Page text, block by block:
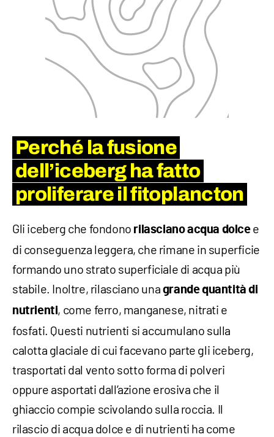
Perché la fusione
dell’iceberg ha fatto
proliferare il fitoplancton
Gli iceberg che fondono rilasciano acqua dolce e
di conseguenza leggera, che rimane in superficie
formando uno strato superficiale di acqua più
stabile. Inoltre, rilasciano una grande quantità di
nutrienti, come ferro, manganese, nitrati e
fosfati. Questi nutrienti si accumulano sulla
calotta glaciale di cui facevano parte gli iceberg,
trasportati dal vento sotto forma di polveri
oppure asportati dall’azione erosiva che il
ghiaccio compie scivolando sulla roccia. Il
rilascio di acqua dolce e di nutrienti ha come